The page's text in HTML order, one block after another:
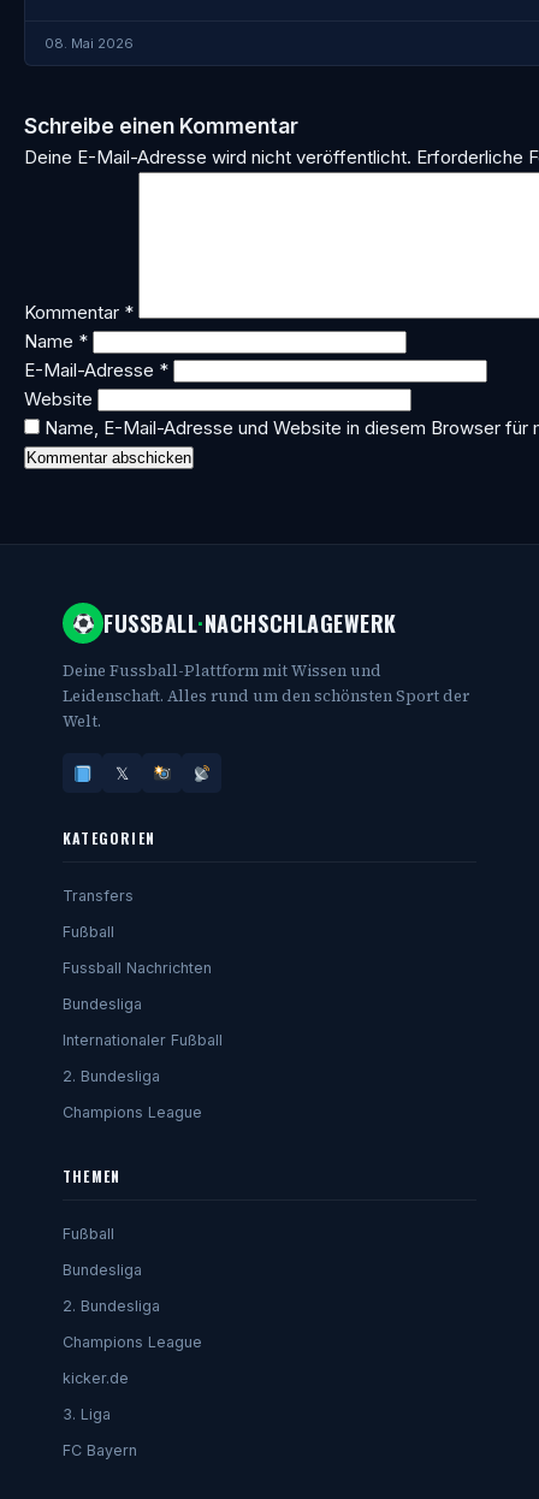
08. Mai 2026
Schreibe einen Kommentar
Deine E-Mail-Adresse wird nicht veröffentlicht. Erforderliche
Kommentar *
Name *
E-Mail-Adresse *
Website
Name, E-Mail-Adresse und Website in diesem Browser für
FUSSBALL·NACHSCHLAGEWERK
Deine Fussball-Plattform mit Wissen und
Leidenschaft. Alles rund um den schönsten Sport der
Welt.
𝕏
KATEGORIEN
Transfers
Fußball
Fussball Nachrichten
Bundesliga
Internationaler Fußball
2. Bundesliga
Champions League
THEMEN
Fußball
Bundesliga
2. Bundesliga
Champions League
kicker.de
3. Liga
FC Bayern